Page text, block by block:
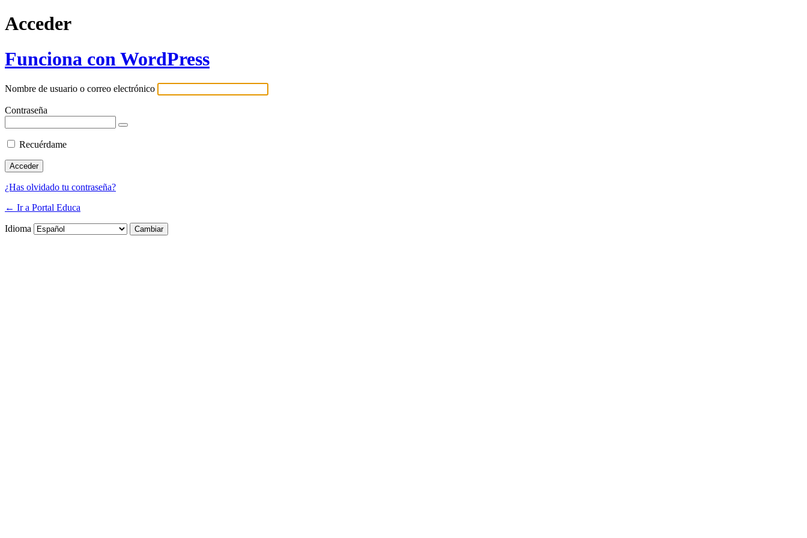
Acceder
Funciona con WordPress
Nombre de usuario o correo electrónico
Contraseña
Recuérdame
¿Has olvidado tu contraseña?
← Ir a Portal Educa
Idioma